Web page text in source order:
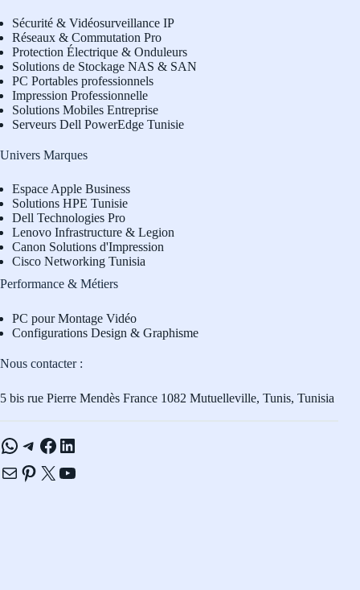
Sécurité & Vidéosurveillance IP
Réseaux & Commutation Pro
Protection Électrique & Onduleurs
Solutions de Stockage NAS & SAN
PC Portables professionnels
Impression Professionnelle
Solutions Mobiles Entreprise
Serveurs Dell PowerEdge Tunisie
Univers Marques
Espace Apple Business
Solutions HPE Tunisie
Dell Technologies Pro
Lenovo Infrastructure & Legion
Canon Solutions d'Impression
Cisco Networking Tunisia
Performance & Métiers
PC pour Montage Vidéo
Configurations Design & Graphisme
Nous contacter :
5 bis rue Pierre Mendès France 1082 Mutuelleville, Tunis, Tunisia
WhatsApp
Telegram
Facebook
LinkedIn
E-mailPinterest
X YouTube